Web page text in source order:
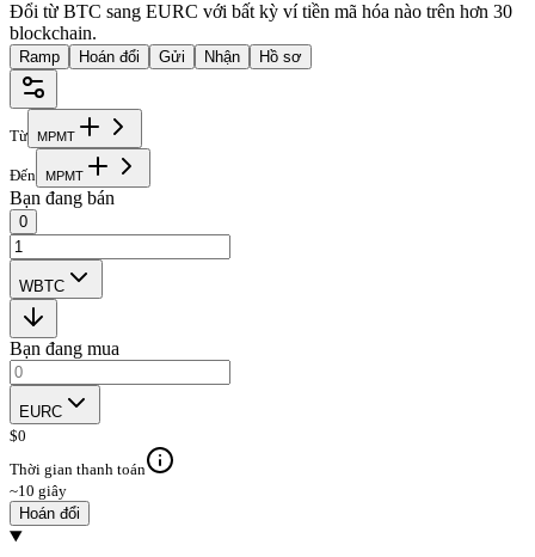
Đổi từ BTC sang EURC với bất kỳ ví tiền mã hóa nào trên hơn 30
blockchain.
Ramp Hoán đổi Gửi Nhận Hồ sơ
Từ MPMT
Đến MPMT
Bạn đang bán
0
WBTC
Bạn đang mua
EURC
$0
Thời gian thanh toán
~10 giây
Hoán đổi